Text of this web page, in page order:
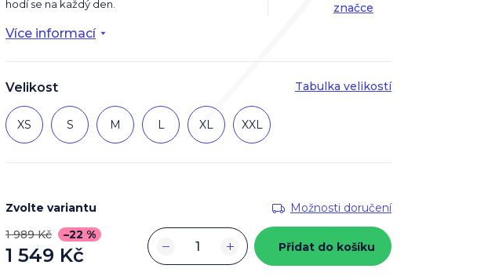
Velikost Tabulka velikostí
XS S M L XL XXL
Více informací
hodí se na každý den.
značce
Zvolte variantu
Možnosti doručení
1 989 Kč
–22 %
1 549 Kč +
− Přidat do košíku